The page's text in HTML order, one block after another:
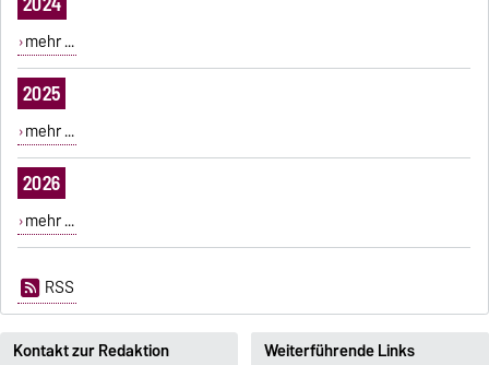
mehr ...
2025
mehr ...
2026
mehr ...
RSS
Kontakt zur Redaktion
Weiterführende Links